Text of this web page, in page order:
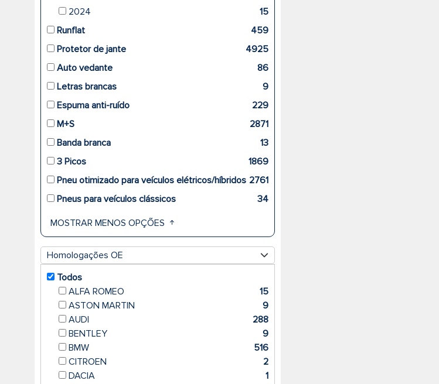
2024
15
Runflat
459
Protetor de jante
4925
Auto vedante
86
Letras brancas
9
Espuma anti-ruído
229
M+S
2871
Banda branca
13
3 Picos
1869
Pneu otimizado para veículos elétricos/híbridos 2761
Pneus para veículos clássicos
34
MOSTRAR MENOS OPÇÕES
Homologações OE
Todos
ALFA ROMEO
15
ASTON MARTIN
9
AUDI
288
BENTLEY
9
BMW
516
CITROEN
2
DACIA
1